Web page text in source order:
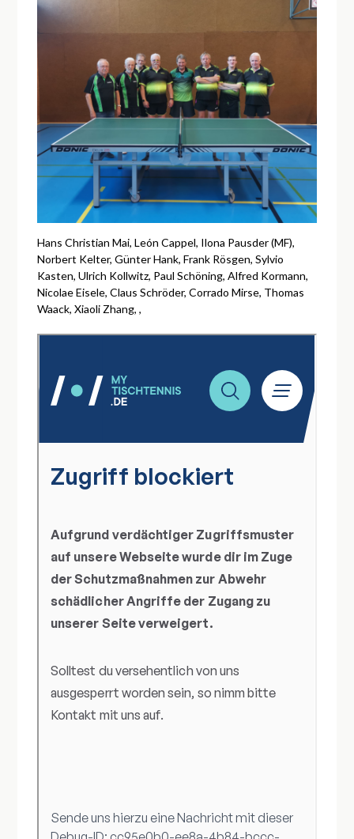
Hans Christian Mai, León Cappel, Ilona Pausder (MF),
Norbert Kelter, Günter Hank, Frank Rösgen, Sylvio
Kasten, Ulrich Kollwitz, Paul Schöning, Alfred Kormann,
Nicolae Eisele, Claus Schröder, Corrado Mirse, Thomas
Waack, Xiaoli Zhang, ,